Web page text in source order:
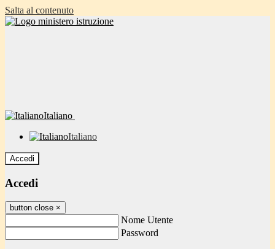
Salta al contenuto
Italiano
Italiano
Accedi
Accedi
button close ×
Nome Utente
Password